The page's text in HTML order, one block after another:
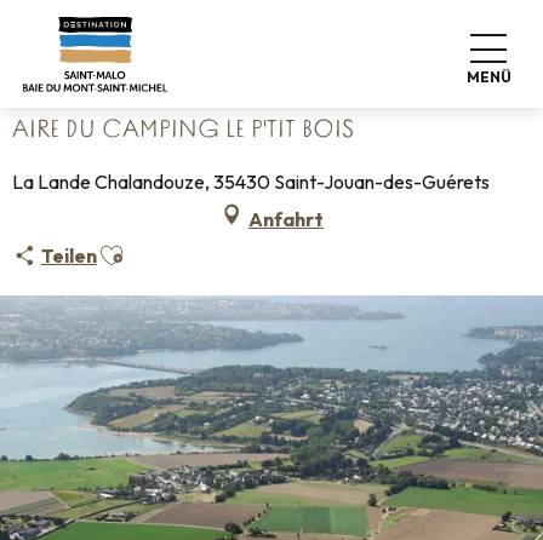
contenu
MENÜ
Startseite
Campingplätze
AIRE DU CAMPING LE P'TIT BOIS
La Lande Chalandouze, 35430 Saint-Jouan-des-Guérets
Anfahrt
TeilenAjouter aux favoris